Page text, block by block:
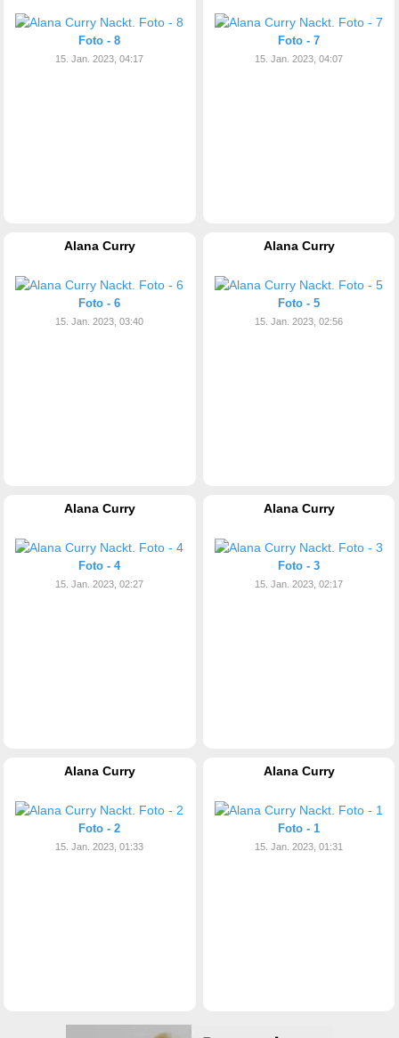
Foto - 8
15. Jan. 2023, 04:17
Foto - 7
15. Jan. 2023, 04:07
Alana Curry
Foto - 6
15. Jan. 2023, 03:40
Alana Curry
Foto - 5
15. Jan. 2023, 02:56
Alana Curry
Foto - 4
15. Jan. 2023, 02:27
Alana Curry
Foto - 3
15. Jan. 2023, 02:17
Alana Curry
Foto - 2
15. Jan. 2023, 01:33
Alana Curry
Foto - 1
15. Jan. 2023, 01:31